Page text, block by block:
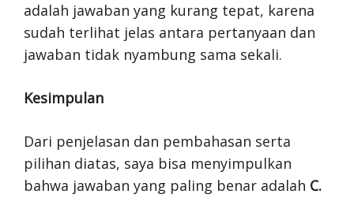
adalah jawaban yang kurang tepat, karena
sudah terlihat jelas antara pertanyaan dan
jawaban tidak nyambung sama sekali.
Kesimpulan
Dari penjelasan dan pembahasan serta
pilihan diatas, saya bisa menyimpulkan
bahwa jawaban yang paling benar adalah C.